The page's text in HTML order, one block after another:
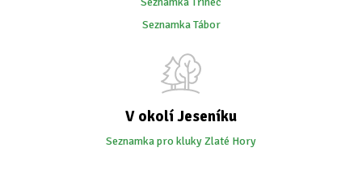
Seznamka Tábor
V okolí Jeseníku
Seznamka pro kluky Zlaté Hory